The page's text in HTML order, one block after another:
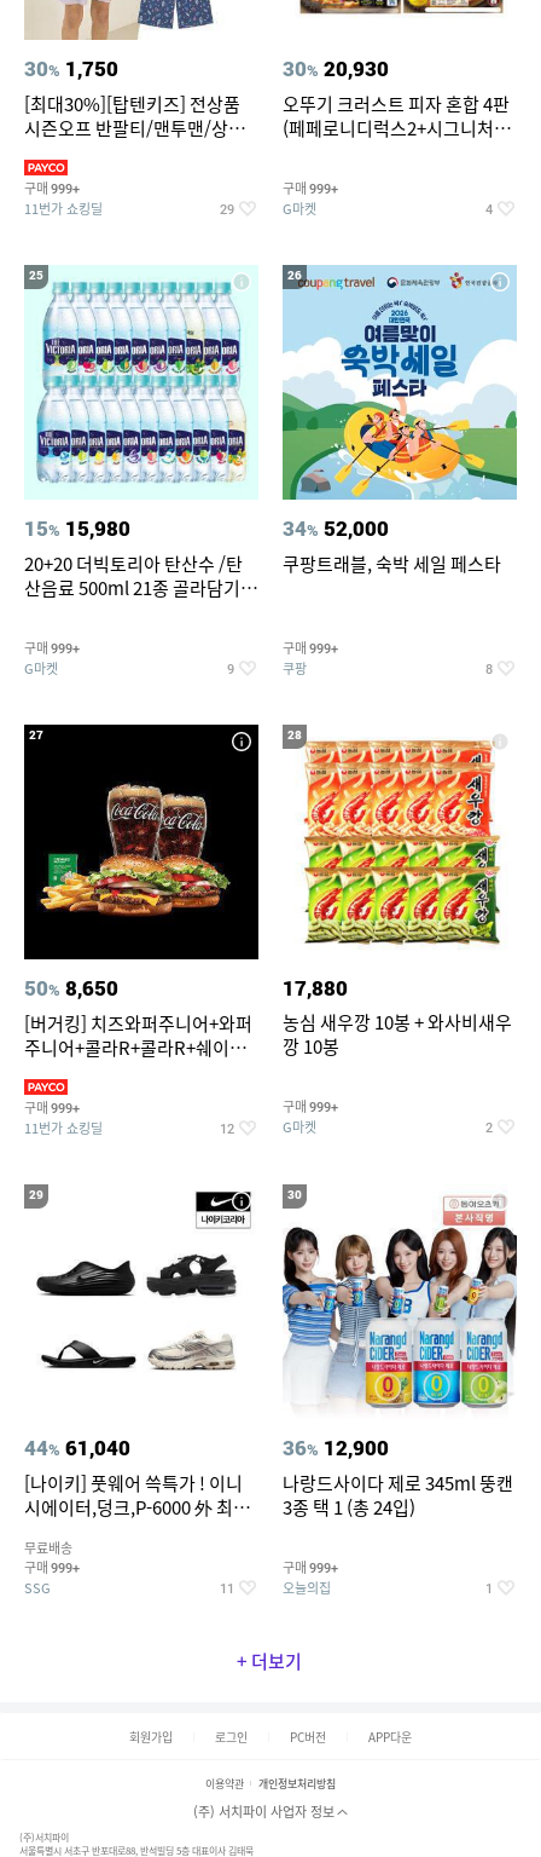
30% 1,750
[최대30%][탑텐키즈] 전상품
시즌오프 반팔티/맨투맨/상하
구매 999+
11번가 쇼킹딜 29
30% 20,930
오뚜기 크러스트 피자 혼합 4판
(페페로니디럭스2+시그니처익
구매 999+
G마켓 4
25
15% 15,980
20+20 더빅토리아 탄산수 /탄
산음료 500ml 21종 골라담기
구매 999+
G마켓 9
26
34% 52,000
쿠팡트래블, 숙박 세일 페스타
구매 999+
쿠팡 8
27
50% 8,650
[버거킹] 치즈와퍼주니어+와퍼
주니어+콜라R+콜라R+쉐이킹
구매 999+
11번가 쇼킹딜 12
28
17,880
농심 새우깡 10봉 + 와사비새우
깡 10봉
구매 999+
G마켓 2
29
44% 61,040
[나이키] 풋웨어 쓱특가 ! 이니
시에이터,덩크,P-6000 外 최대
무료배송
구매 999+
SSG 11
30
36% 12,900
나랑드사이다 제로 345ml 뚱캔
3종 택 1 (총 24입)
구매 999+
오늘의집 1
+ 더보기
회원가입 로그인 PC버전 APP다운
이용약관 개인정보처리방침
(주) 서치파이 사업자 정보
(주)서치파이
서울특별시 서초구 반포대로88, 반석빌딩 5층 대표이사 김태묵